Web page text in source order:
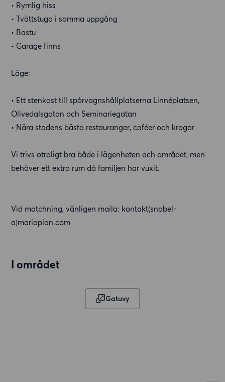
• Rymlig hiss
• Tvättstuga i samma uppgång
• Bastu
• Garage finns
Läge:
• Ett stenkast till spårvagnshållplatserna Linnéplatsen,
Olivedalsgatan och Seminariegatan
• Nära stadens bästa restauranger, caféer och krogar
Vi trivs otroligt bra både i lägenheten och området, men
behöver ett extra rum då familjen har vuxit.
Vid matchning, vänligen maila: kontakt(snabel-
a)mariaplan.com
I området
Gatuvy